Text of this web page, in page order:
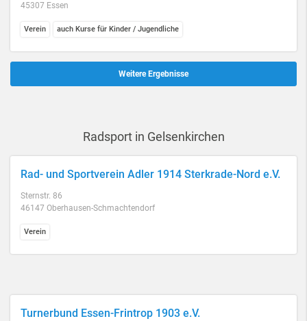
45307 Essen
Verein auch Kurse für Kinder / Jugendliche
Weitere Ergebnisse
Radsport in Gelsenkirchen
Rad- und Sportverein Adler 1914 Sterkrade-Nord e.V.
Sternstr. 86
46147 Oberhausen-Schmachtendorf
Verein
Turnerbund Essen-Frintrop 1903 e.V.